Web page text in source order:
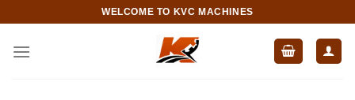
content
WELCOME TO KVC MACHINES